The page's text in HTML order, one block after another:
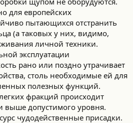
для европейских
пытающихся отстранить
(а таковых у них, видимо,
личной техники.
эксплуатации
рано или поздно утрачивает
столь необходимые ей для
полезных функций.
фракций происходит
выше допустимого уровня.
чудодейственные присадки.